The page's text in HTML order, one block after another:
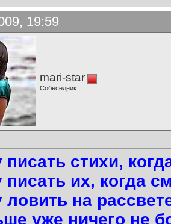
19:59
mari-star
Собеседник
стихи,
писать их, когда
ловить на
уже ничего не